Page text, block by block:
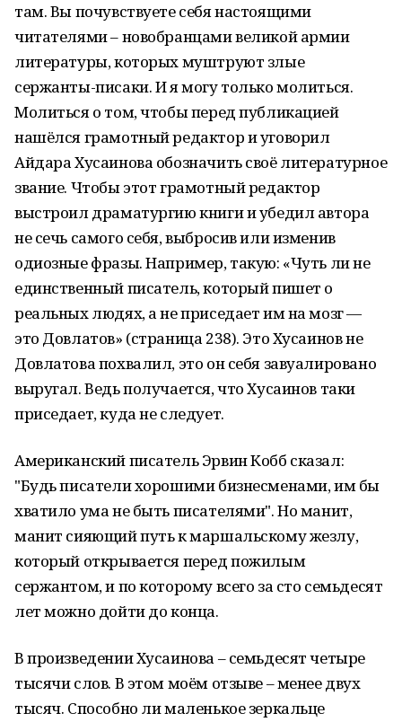
там. Вы почувствуете себя настоящими
читателями – новобранцами великой армии
литературы, которых муштруют злые
сержанты-писаки. И я могу только молиться.
Молиться о том, чтобы перед публикацией
нашёлся грамотный редактор и уговорил
Айдара Хусаинова обозначить своё литературное
звание. Чтобы этот грамотный редактор
выстроил драматургию книги и убедил автора
не сечь самого себя, выбросив или изменив
одиозные фразы. Например, такую: «Чуть ли не
единственный писатель, который пишет о
реальных людях, а не приседает им на мозг —
это Довлатов» (страница 238). Это Хусаинов не
Довлатова похвалил, это он себя завуалировано
выругал. Ведь получается, что Хусаинов таки
приседает, куда не следует.
Американский писатель Эрвин Кобб сказал:
"Будь писатели хорошими бизнесменами, им бы
хватило ума не быть писателями". Но манит,
манит сияющий путь к маршальскому жезлу,
который открывается перед пожилым
сержантом, и по которому всего за сто семьдесят
лет можно дойти до конца.
В произведении Хусаинова – семьдесят четыре
тысячи слов. В этом моём отзыве – менее двух
тысяч. Способно ли маленькое зеркальце